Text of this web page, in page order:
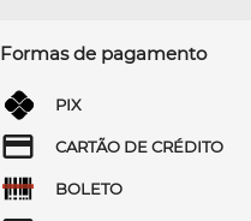
Formas de pagamento
PIX
CARTÃO DE CRÉDITO
BOLETO